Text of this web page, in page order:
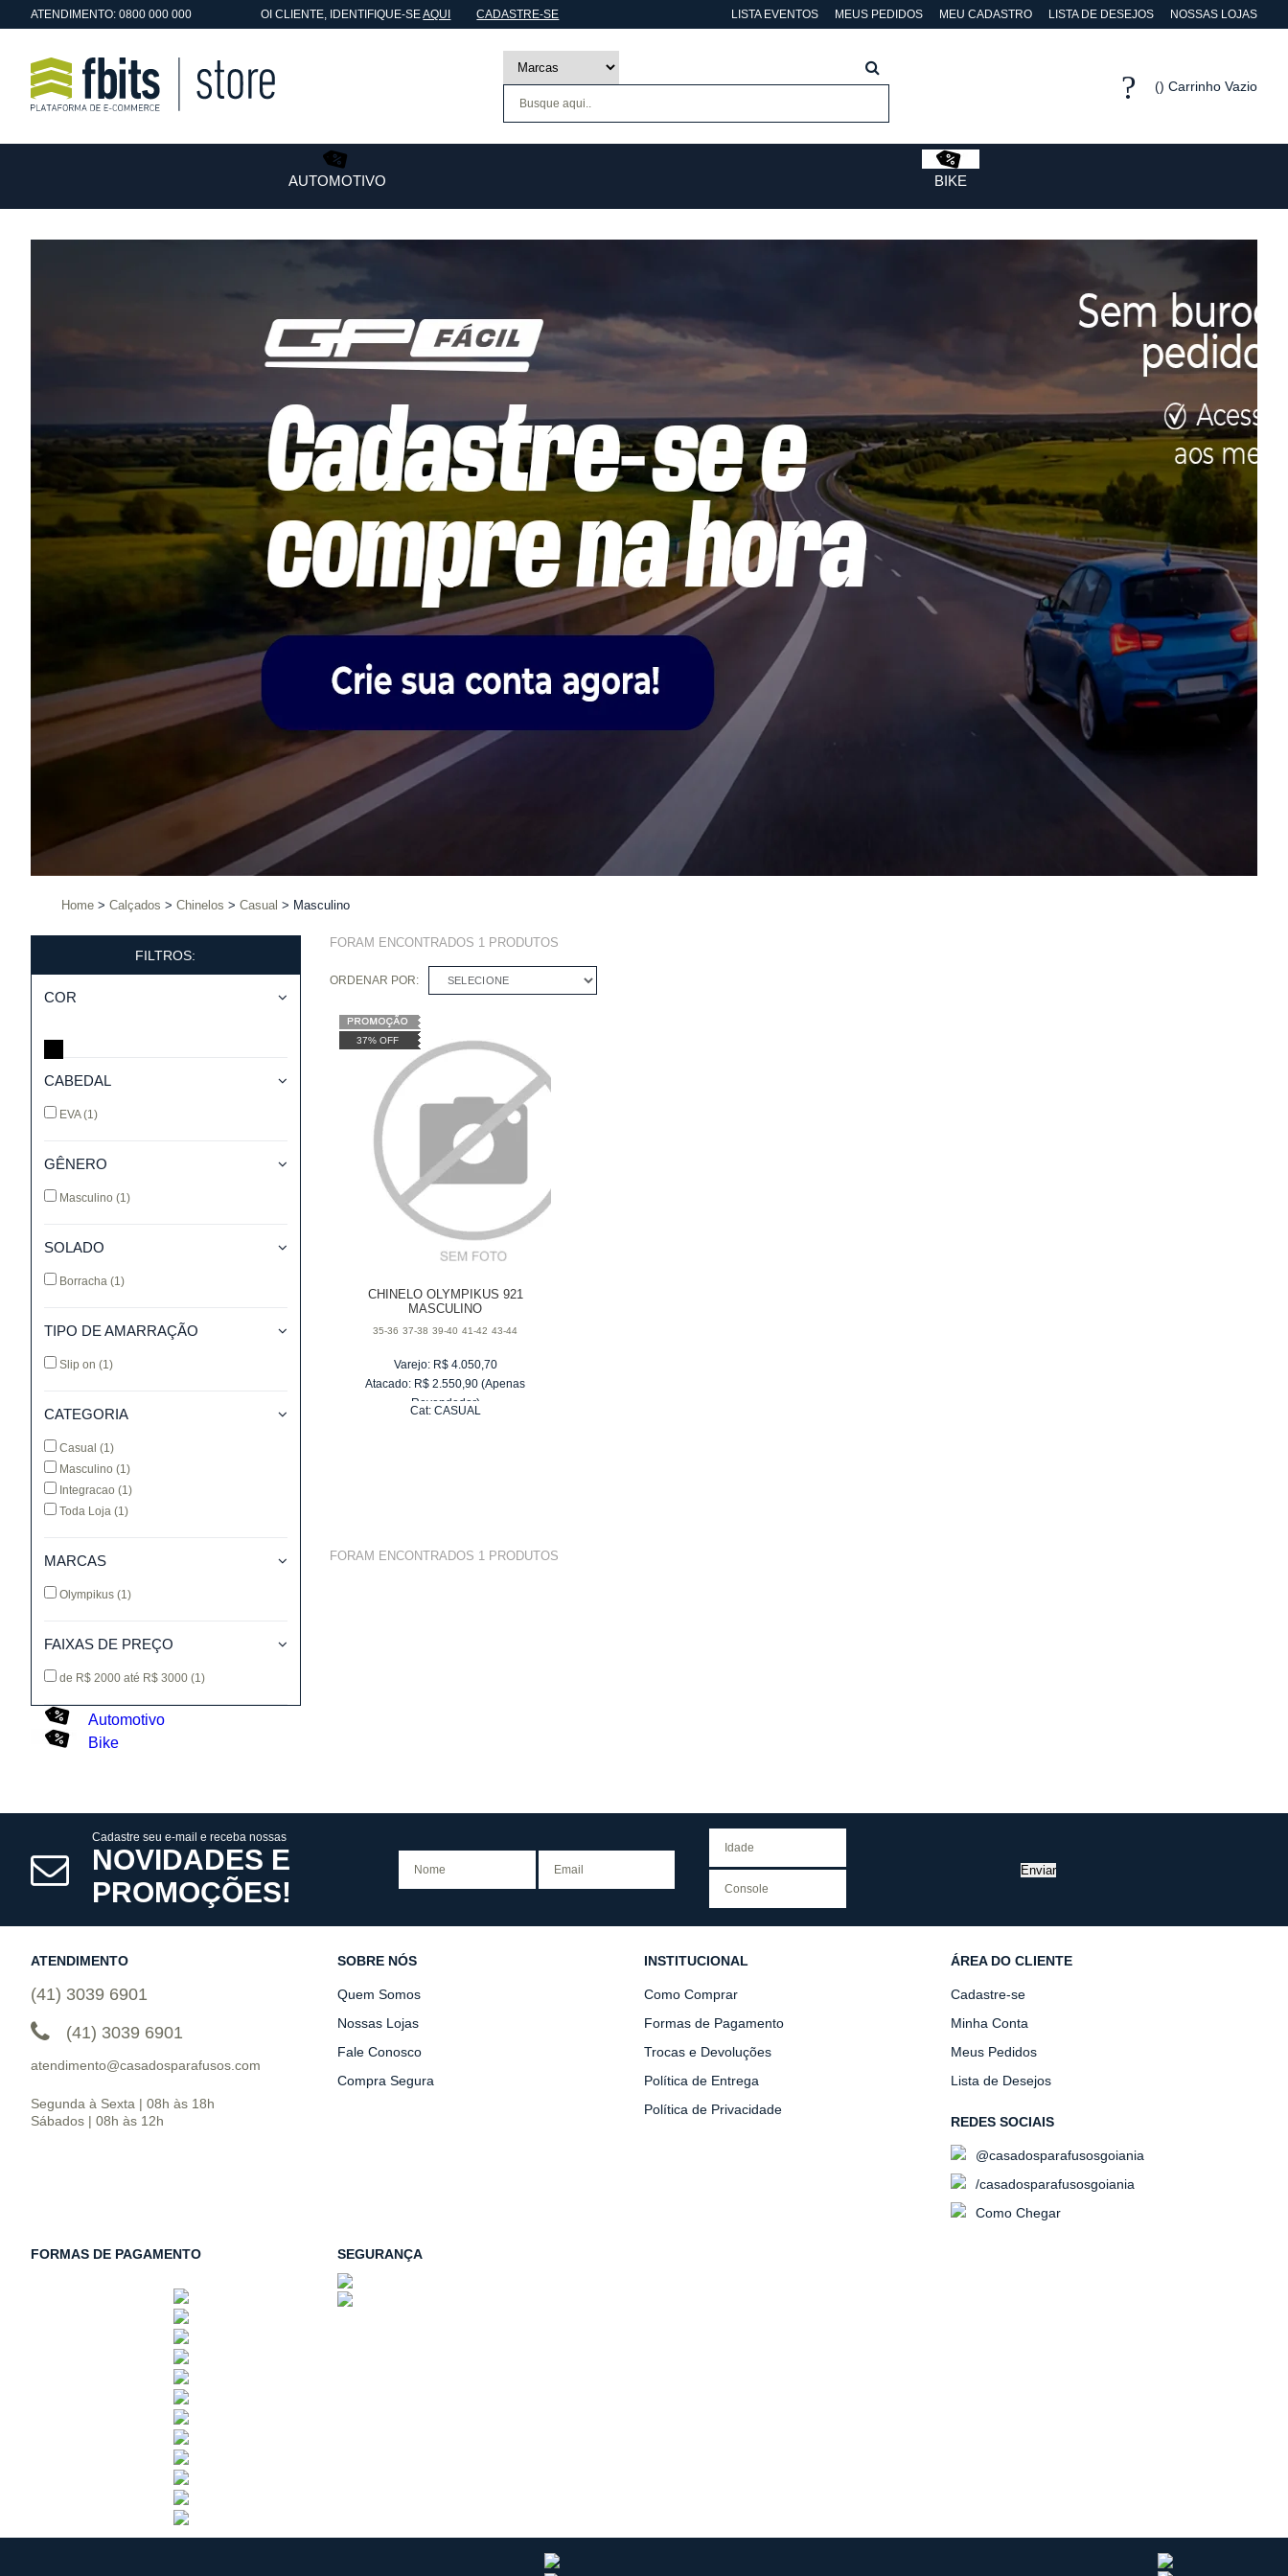
ATENDIMENTO: 0800 000 000 OICLIENTE, IDENTIFIQUE-SEAQUI CADASTRE-SE LISTA EVENTOS MEUS PEDIDOS MEU CADASTRO LISTA DE DESEJOS NOSSAS LOJAS
Carrinho Vazio
AUTOMOTIVO BIKE
Home Calçados Chinelos Casual Masculino
FILTROS:
COR
CABEDAL
EVA(1)
GÊNERO
Masculino (1)
SOLADO
Borracha (1)
TIPO DE AMARRAÇÃO
Slip on (1)
CATEGORIA
Casual (1)
Masculino (1)
Integracao (1)
Toda Loja (1)
MARCAS
Olympikus (1)
FAIXAS DE PREÇO
de R$ 2000 até R$ 3000 (1)
Automotivo
Bike
FORAM ENCONTRADOS 1PRODUTOS
ORDENAR POR: SELECIONE
37% OFF
CHINELO OLYMPIKUS 921
MASCULINO
35-36 37-38 39-40 41-42 43-44
Varejo: R$ 4.050,70
Atacado: R$ 2.550,90 (Apenas
Revendedor)
Cat: CASUAL
FORAM ENCONTRADOS 1PRODUTOS
Cadastre seu e-mail e receba nossas
NOVIDADES E
PROMOÇÕES!
Enviar
ATENDIMENTO
(41) 3039 6901
(41) 3039 6901
atendimento@casadosparafusos.com
Segunda à Sexta | 08h às 18h
Sábados | 08h às 12h
SOBRE NÓS
Quem Somos
Nossas Lojas
Fale Conosco
Compra Segura
INSTITUCIONAL
Como Comprar
Formas de Pagamento
Trocas e Devoluções
Política de Entrega
Política de Privacidade
ÁREA DO CLIENTE
Cadastre-se
Minha Conta
Meus Pedidos
Lista de Desejos
REDES SOCIAIS
@casadosparafusosgoiania
/casadosparafusosgoiania
Como Chegar
FORMAS DE PAGAMENTO SEGURANÇA